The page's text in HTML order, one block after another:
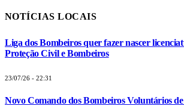
NOTÍCIAS LOCAIS
Liga dos Bombeiros quer fazer nascer
Proteção Civil e Bombeiros
23/07/26 - 22:31
Novo Comando dos Bombeiros Voluntários